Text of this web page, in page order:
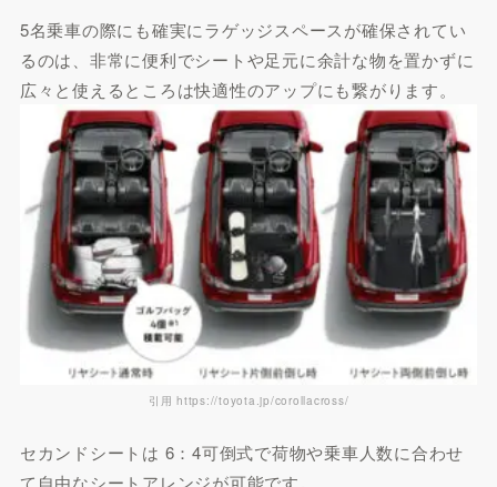
5名乗車の際にも確実にラゲッジスペースが確保されてい
るのは、非常に便利でシートや足元に余計な物を置かずに
広々と使えるところは快適性のアップにも繋がります。
引用 https://toyota.jp/corollacross/
セカンドシートは 6：4可倒式で荷物や乗車人数に合わせ
て自由なシートアレンジが可能です。